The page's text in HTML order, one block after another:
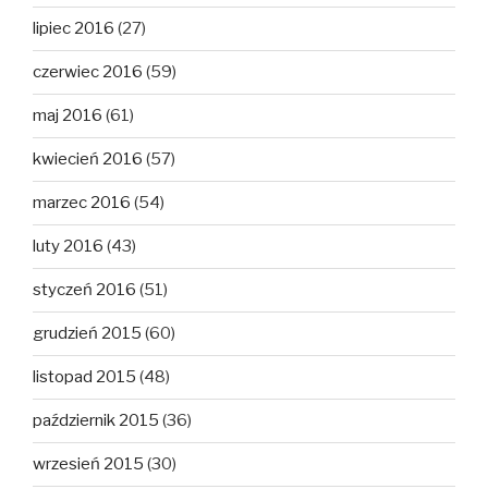
lipiec 2016 (27)
czerwiec 2016 (59)
maj 2016 (61)
kwiecień 2016 (57)
marzec 2016 (54)
luty 2016 (43)
styczeń 2016 (51)
grudzień 2015 (60)
listopad 2015 (48)
październik 2015 (36)
wrzesień 2015 (30)